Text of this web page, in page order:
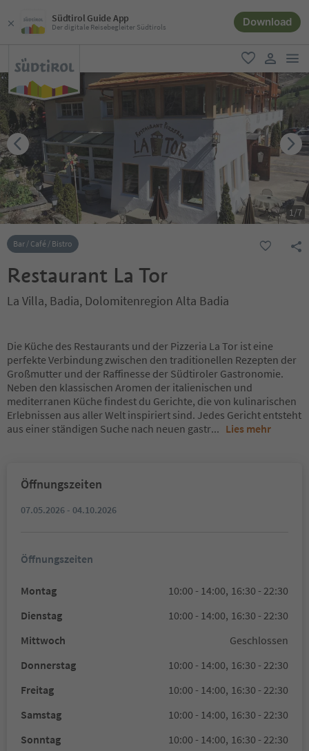
Südtirol Guide App
Der digitale Reisebegleiter Südtirols Download
favorit
user link
1/7
Bar / Café / Bistro
Restaurant La Tor
La Villa, Badia, Dolomitenregion Alta Badia
Die Küche des Restaurants und der Pizzeria La Tor ist eine
perfekte Verbindung zwischen den traditionellen Rezepten der
Großmutter und der Raffinesse der Südtiroler Gastronomie.
Neben den klassischen Aromen der italienischen und
mediterranen Küche findest du Gerichte, die von kulinarischen
Erlebnissen aus aller Welt inspiriert sind. Jedes Gericht entsteht
aus einer ständigen Suche nach neuen gastr... Lies mehr
Öffnungszeiten
07.05.2026 - 04.10.2026
Öffnungszeiten
Montag 10:00 - 14:00, 16:30 - 22:30
Dienstag
10:00 - 14:00, 16:30 - 22:30
Mittwoch
Geschlossen
Donnerstag
10:00 - 14:00, 16:30 - 22:30
Freitag
10:00 - 14:00, 16:30 - 22:30
Samstag
10:00 - 14:00, 16:30 - 22:30
Sonntag
10:00 - 14:00, 16:30 - 22:30